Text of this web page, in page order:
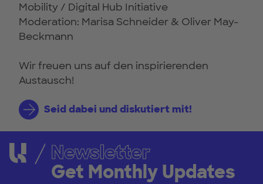
Mobility / Digital Hub Initiative
Moderation: Marisa Schneider & Oliver May-
Beckmann
Wir freuen uns auf den inspirierenden
Austausch!
Seid dabei und diskutiert mit!
Newsletter
Get Monthly Updates